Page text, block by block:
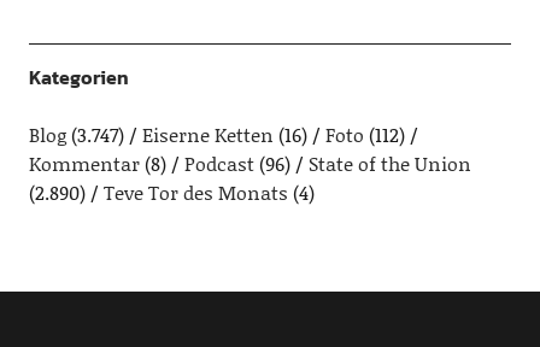
Kategorien
Blog(3.747) Eiserne Ketten (16) Foto (112)
Kommentar(8) Podcast(96)
State of the Union
(2.890)
Teve Tor des Monats (4)